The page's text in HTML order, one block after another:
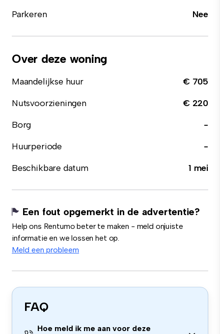
Parkeren
Nee
Over deze woning
Maandelijkse huur
€ 705
Nutsvoorzieningen
€ 220
Borg
-
Huurperiode
-
Beschikbare datum
1 mei
Een fout opgemerkt in de advertentie?
Help ons Rentumo beter te maken - meld onjuiste
informatie en we lossen het op.
Meld een probleem
FAQ
Hoe meld ik me aan voor deze